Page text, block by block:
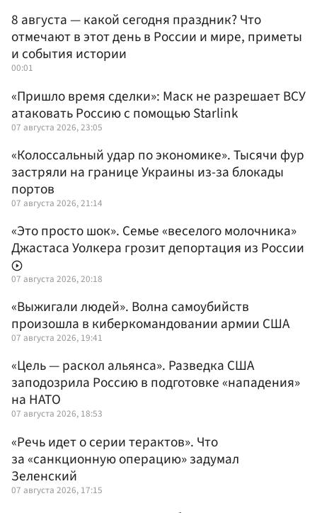
8 августа — какой сегодня праздник? Что
отмечают в этот день в России и мире, приметы
и события истории
00:01
«Пришло время сделки»: Маск не разрешает ВСУ
атаковать Россию с помощью Starlink
07 августа 2026, 23:05
«Колоссальный удар по экономике». Тысячи фур
застряли на границе Украины из-за блокады
портов
07 августа 2026, 21:14
«Это просто шок». Семье «веселого молочника»
Джастаса Уолкера грозит депортация из России
07 августа 2026, 20:18
«Выжигали людей». Волна самоубийств
произошла в киберкомандовании армии США
07 августа 2026, 19:41
«Цель — раскол альянса». Разведка США
заподозрила Россию в подготовке «нападения»
на НАТО
07 августа 2026, 18:53
«Речь идет о серии терактов». Что
за «санкционную операцию» задумал
Зеленский
07 августа 2026, 17:15